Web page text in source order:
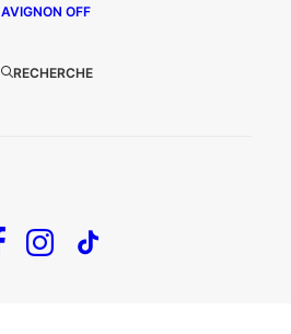
AVIGNON OFF
RECHERCHE